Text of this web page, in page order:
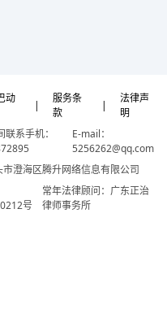
动
|
服务条
款
|
法律声
明
系手机：
E-mail：
5256262@qq.com
澄海区腾升网络信息有限公司
号
常年法律顾问：广东正治
律师事务所